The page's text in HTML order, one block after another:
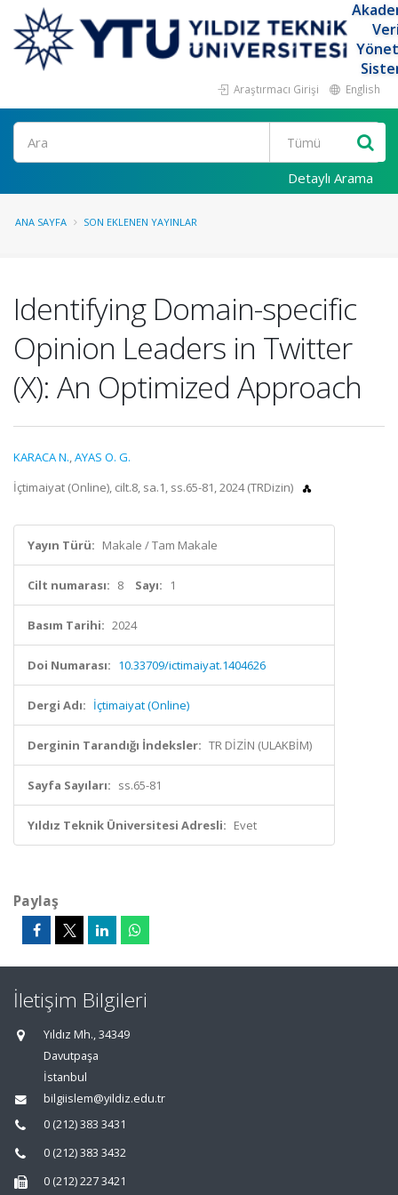
Araştırmacı Girişi English
Ara
Detaylı Arama
ANA SAYFA SON EKLENEN YAYINLAR
Identifying Domain-specific
Opinion Leaders in Twitter
(X): An Optimized Approach
KARACA N.,AYAS O. G.
İçtimaiyat (Online), cilt.8, sa.1, ss.65-81, 2024 (TRDizin)
Yayın Türü: Makale / Tam Makale
Cilt numarası: 8 Sayı: 1
Basım Tarihi: 2024
Doi Numarası: 10.33709/ictimaiyat.1404626
Dergi Adı: İçtimaiyat (Online)
Derginin Tarandığı İndeksler: TR DİZİN (ULAKBİM)
Sayfa Sayıları: ss.65-81
Yıldız Teknik Üniversitesi Adresli: Evet
Paylaş
İletişim Bilgileri
Yıldız Mh., 34349
Davutpaşa
İstanbul
bilgiislem@yildiz.edu.tr
0 (212) 383 3431
0 (212) 383 3432
0 (212) 227 3421